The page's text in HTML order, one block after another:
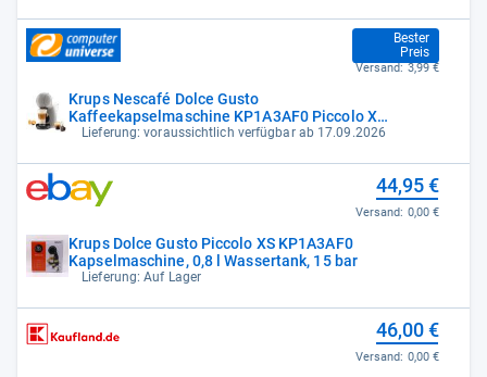
Krups Nescafé Dolce Gusto
Kaffeekapselmaschine KP1A3AF0 Piccolo XS
Taupe
Lieferung: voraussichtlich verfügbar ab 17.09.2026
Bester
Preis
39,00 €
Versand: 3,99 €
Krups Dolce Gusto Piccolo XS KP1A3AF0
Kapselmaschine, 0,8 l Wassertank, 15 bar
Lieferung: Auf Lager
44,95 €
Versand: 0,00 €
46,00 €
Versand: 0,00 €